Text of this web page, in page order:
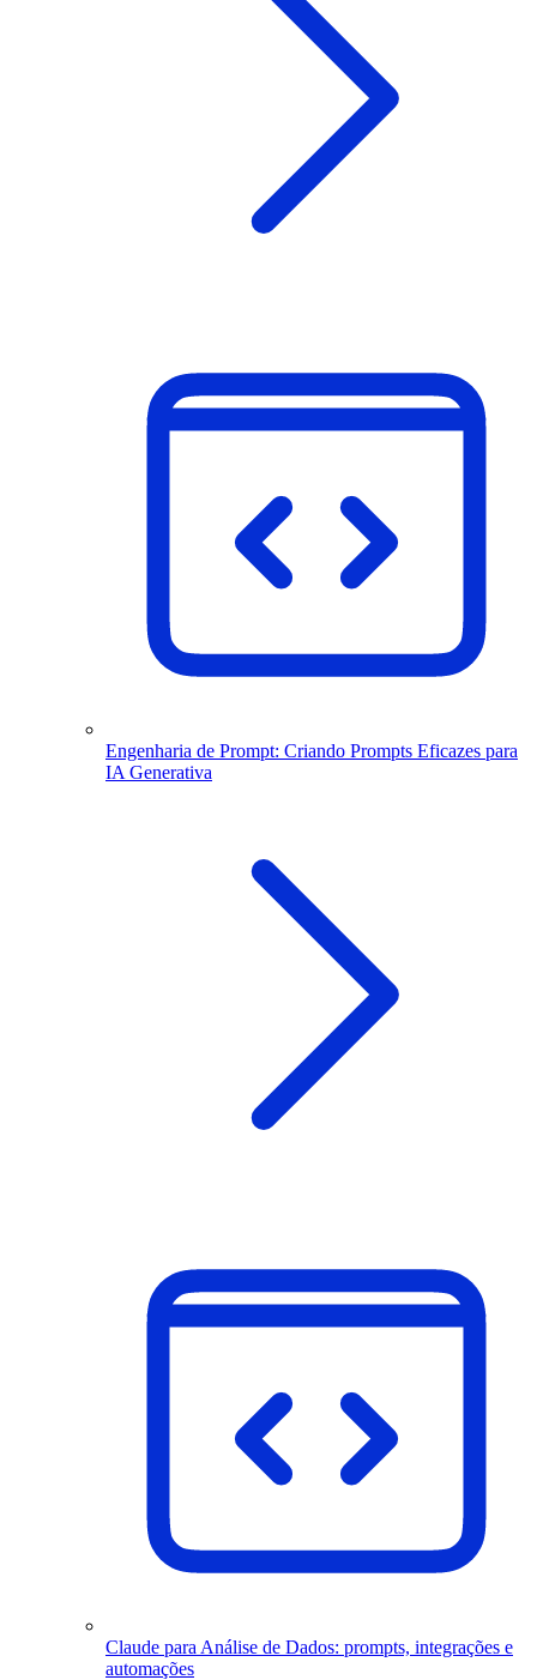
Engenharia de Prompt: Criando Prompts Eficazes para
IA Generativa
Claude para Análise de Dados: prompts, integrações e
automações